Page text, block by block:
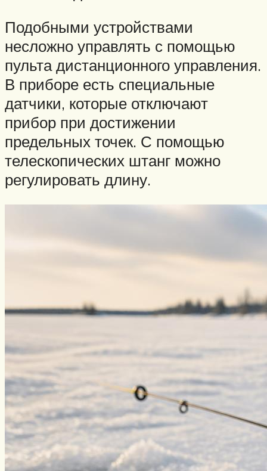
Подобными устройствами
несложно управлять с помощью
пульта дистанционного управления.
В приборе есть специальные
датчики, которые отключают
прибор при достижении
предельных точек. С помощью
телескопических штанг можно
регулировать длину.